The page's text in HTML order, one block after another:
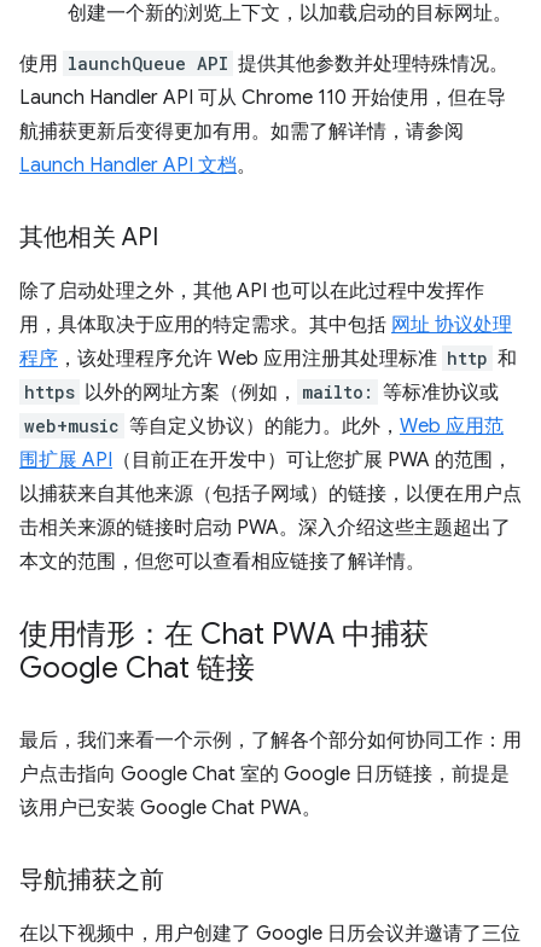
创建一个新的浏览上下文，以加载启动的目标网址。
使用 launchQueue API 提供其他参数并处理特殊情况。
Launch Handler API 可从 Chrome 110 开始使用，但在导
航捕获更新后变得更加有用。如需了解详情，请参阅
Launch Handler API 文档。
其他相关 API
除了启动处理之外，其他 API 也可以在此过程中发挥作
用，具体取决于应用的特定需求。其中包括 网址 协议处理
程序 ，该处理程序允许 Web 应用注册其处理标准 http 和
https 以外的网址方案（例如， mailto: 等标准协议或
web+music 等自定义协议）的能力。此外， Web 应用范
围扩展 API （目前正在开发中）可让您扩展 PWA 的范围，
以捕获来自其他来源（包括子网域）的链接，以便在用户点
击相关来源的链接时启动 PWA。深入介绍这些主题超出了
本文的范围，但您可以查看相应链接了解详情。
使用情形：在 Chat PWA 中捕获
Google Chat 链接
最后，我们来看一个示例，了解各个部分如何协同工作：用
户点击指向 Google Chat 室的 Google 日历链接，前提是
该用户已安装 Google Chat PWA。
导航捕获之前
在以下视频中，用户创建了 Google 日历会议并邀请了三位